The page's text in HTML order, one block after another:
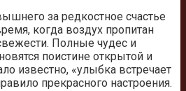
за редкостное счастье
когда воздух пропитан
Полные чудес и
поистине открытой и
известно, «улыбка встречает
прекрасного настроения.